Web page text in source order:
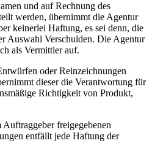
und auf Rechnung des
werden, übernimmt die Agentur
keinerlei Haftung, es sei denn, die
Auswahl Verschulden. Die Agentur
als Vermittler auf.
oder Reinzeichnungen
dieser die Verantwortung für
Richtigkeit von Produkt,
freigegebenen
entfällt jede Haftung der